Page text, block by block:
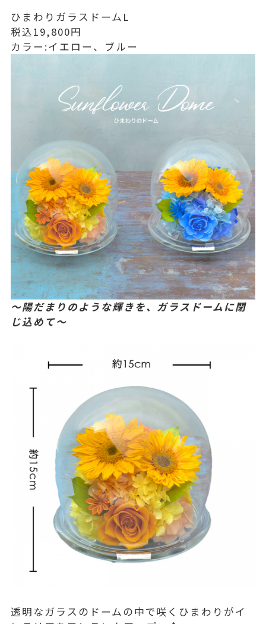
ひまわりガラスドームL
税込19,800円
カラー:イエロー、ブルー
〜陽だまりのような輝きを、ガラスドームに閉
じ込めて〜
透明なガラスのドームの中で咲くひまわりがイ